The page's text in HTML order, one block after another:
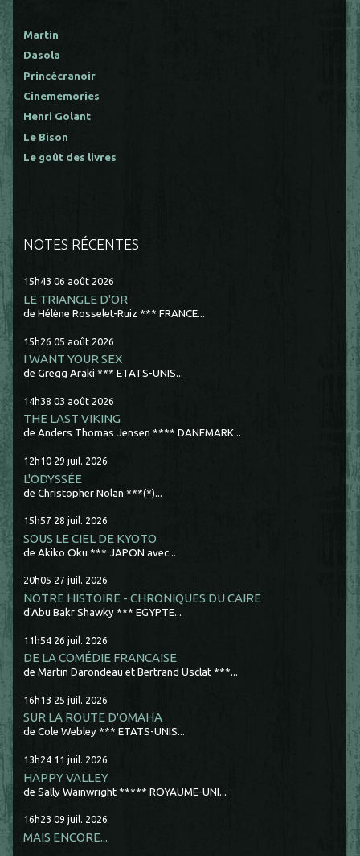
Martin
Dasola
Princécranoir
Cinememories
Henri Golant
Le Bison
Le goût des livres
NOTES RÉCENTES
15h43 06 août 2026
LE TRIANGLE D'OR
de Hélène Rosselet-Ruiz *** FRANCE...
15h26 05 août 2026
I WANT YOUR SEX
de Gregg Araki *** ETATS-UNIS...
14h38 03 août 2026
THE LAST VIKING
de Anders Thomas Jensen **** DANEMARK...
12h10 29 juil. 2026
L'ODYSSÉE
de Christopher Nolan ***(*)...
15h57 28 juil. 2026
SOUS LE CIEL DE KYOTO
de Akiko Oku *** JAPON avec...
20h05 27 juil. 2026
NOTRE HISTOIRE - CHRONIQUES DU CAIRE
d'Abu Bakr Shawky *** EGYPTE...
11h54 26 juil. 2026
DE LA COMÉDIE FRANCAISE
de Martin Darondeau et Bertrand Usclat ***...
16h13 25 juil. 2026
SUR LA ROUTE D'OMAHA
de Cole Webley *** ETATS-UNIS...
13h24 11 juil. 2026
HAPPY VALLEY
de Sally Wainwright ***** ROYAUME-UNI...
16h23 09 juil. 2026
MAIS ENCORE...